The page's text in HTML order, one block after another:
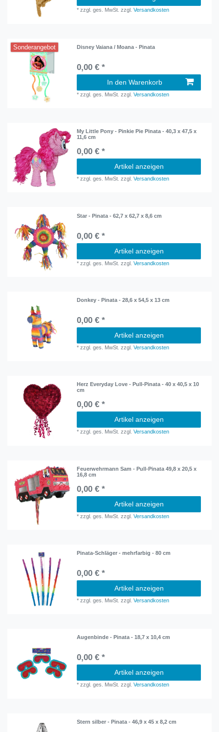
*zzgl. ges. MwSt. zzgl.Versandkosten
Sonderangebot Disney Vaiana / Moana - Pinata
0,00 € *
In den Warenkorb
*zzgl. ges. MwSt. zzgl.Versandkosten
My Little Pony - Pinkie Pie Pinata - 40,3 x 47,5 x
11,6 cm
0,00 € *
Artikel anzeigen
*zzgl. ges. MwSt. zzgl.Versandkosten
Star - Pinata - 62,7 x 62,7 x 8,6 cm
0,00 € *
Artikel anzeigen
*zzgl. ges. MwSt. zzgl.Versandkosten
Donkey - Pinata - 28,6 x 54,5 x 13 cm
0,00 € *
Artikel anzeigen
*zzgl. ges. MwSt. zzgl.Versandkosten
Herz Everyday Love - Pull-Pinata - 40 x 40,5 x 10
cm
0,00 € *
Artikel anzeigen
*zzgl. ges. MwSt. zzgl.Versandkosten
Feuerwehrmann Sam - Pull-Pinata 49,8 x 20,5 x
16,8 cm
0,00 € *
Artikel anzeigen
*zzgl. ges. MwSt. zzgl.Versandkosten
Pinata-Schläger - mehrfarbig - 80 cm
0,00 € *
Artikel anzeigen
*zzgl. ges. MwSt. zzgl.Versandkosten
Augenbinde - Pinata - 18,7 x 10,4 cm
0,00 € *
Artikel anzeigen
*zzgl. ges. MwSt. zzgl.Versandkosten
Stern silber - Pinata - 46,9 x 45 x 8,2 cm